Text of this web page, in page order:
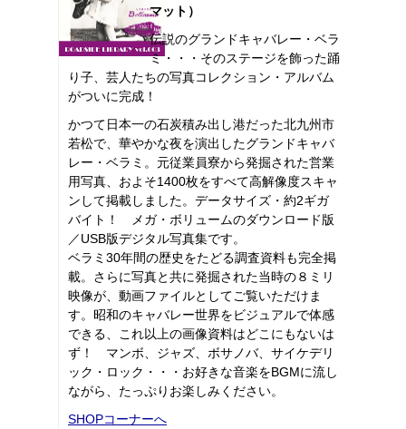
マット）
伝説のグランドキャバレー・ベラ
ミ・・・そのステージを飾った踊
り子、芸人たちの写真コレクション・アルバム
がついに完成！
かつて日本一の石炭積み出し港だった北九州市
若松で、華やかな夜を演出したグランドキャバ
レー・ベラミ。元従業員寮から発掘された営業
用写真、およそ1400枚をすべて高解像度スキャ
ンして掲載しました。データサイズ・約2ギガ
バイト！ メガ・ボリュームのダウンロード版
／USB版デジタル写真集です。
ベラミ30年間の歴史をたどる調査資料も完全掲
載。さらに写真と共に発掘された当時の８ミリ
映像が、動画ファイルとしてご覧いただけま
す。昭和のキャバレー世界をビジュアルで体感
できる、これ以上の画像資料はどこにもないは
ず！ マンボ、ジャズ、ボサノバ、サイケデリ
ック・ロック・・・お好きな音楽をBGMに流し
ながら、たっぷりお楽しみください。
SHOPコーナーへ